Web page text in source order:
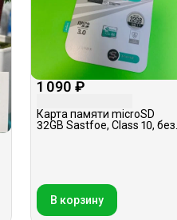
1 090 ₽
Карта памяти microSD
32GB Sastfoe, Class 10, без
В корзину